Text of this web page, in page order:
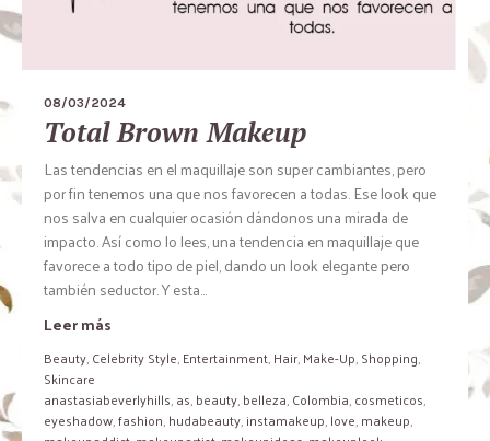
08/03/2024
Total Brown Makeup
Las tendencias en el maquillaje son super cambiantes, pero
por fin tenemos una que nos favorecen a todas. Ese look que
nos salva en cualquier ocasión dándonos una mirada de
impacto. Así como lo lees, una tendencia en maquillaje que
favorece a todo tipo de piel, dando un look elegante pero
también seductor. Y esta...
Leer más
Beauty,Celebrity Style,Entertainment,Hair,Make-Up,Shopping,
Skincare
anastasiabeverlyhills,as,beauty,belleza,Colombia,cosmeticos,
eyeshadow,fashion,hudabeauty,instamakeup,love,makeup,